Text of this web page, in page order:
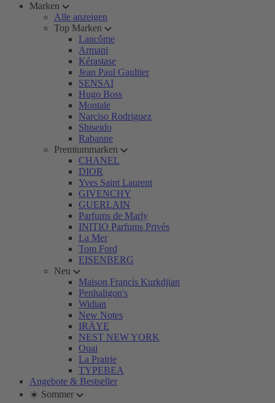
Marken
Alle anzeigen
Top Marken
Lancôme
Armani
Kérastase
Jean Paul Gaultier
SENSAI
Hugo Boss
Montale
Narciso Rodriguez
Shiseido
Rabanne
Premiummarken
CHANEL
DIOR
Yves Saint Laurent
GIVENCHY
GUERLAIN
Parfums de Marly
INITIO Parfums Privés
La Mer
Tom Ford
EISENBERG
Neu
Maison Francis Kurkdjian
Penhaligon's
Widian
New Notes
IRÄYE
NEST NEW YORK
Ouai
La Prairie
TYPEBEA
Angebote & Bestseller
☀️ Sommer